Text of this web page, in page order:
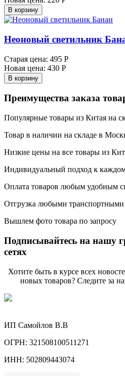
В корзину
Неоновый светильник
Старая цена: 495 Р
Новая цена: 430 Р
В корзину
Преимущества заказа
Популярные товары из Китая на
Товар в наличии на складе в
Низкие цены на все товары из
Индивидуальный подход к
Оплата товаров любым удобным
Отгрузка любыми
Вышлем фото товара по запросу
Подписывайтесь на нашу
сетях
Хотите быть в курсе всех
новых товаров? Следите за
ИП Самойлов В.В
ОГРН: 321508100511271
ИНН: 502809443074